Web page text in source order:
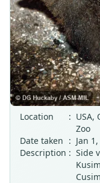
‹
Location
: USA,
Zoo
Date taken : Jan
Description : Side